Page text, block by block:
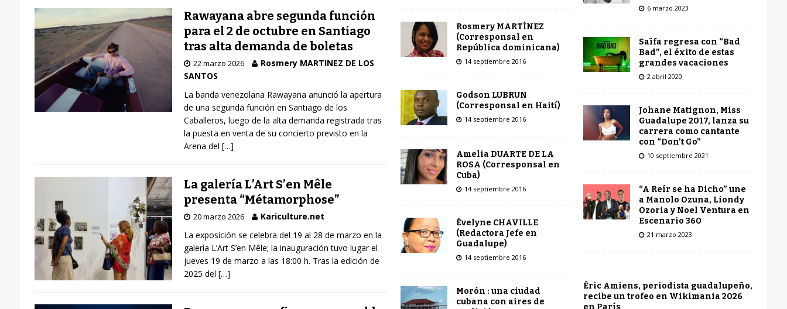
Rawayana abre segunda función
para el 2 de octubre en Santiago
tras alta demanda de boletas
22 marzo 2026
Rosmery MARTINEZ DE LOS
SANTOS
La banda venezolana Rawayana anunció la apertura
de una segunda función en Santiago de los
Caballeros, luego de la alta demanda registrada tras
la puesta en venta de su concierto previsto en la
Arena del […]
La galería L’Art S’en Mêle
presenta “Métamorphose”
20 marzo 2026
Kariculture.net
La exposición se celebra del 19 al 28 de marzo en la
galería L’Art S’en Mêle; la inauguración tuvo lugar el
jueves 19 de marzo a las 18:00 h. Tras la edición de
2025 del […]
Rosmery MARTÍNEZ
(Corresponsal en
República dominicana)
14 septiembre 2016
Godson LUBRUN
(Corresponsal en Haití)
14 septiembre 2016
Amelia DUARTE DE LA
ROSA (Corresponsal en
Cuba)
14 septiembre 2016
Évelyne CHAVILLE
(Redactora Jefe en
Guadalupe)
14 septiembre 2016
Morón : una ciudad
cubana con aires de
6 marzo 2023
Saïfa regresa con “Bad
Bad”, el éxito de estas
grandes vacaciones
2 abril 2020
Johane Matignon, Miss
Guadalupe 2017, lanza su
carrera como cantante
con “Don’t Go”
10 septiembre 2021
“A Reír se ha Dicho” une
a Manolo Ozuna, Liondy
Ozoria y Noel Ventura en
Escenario 360
21 marzo 2023
Éric Amiens, periodista guadalupeño,
recibe un trofeo en Wikimania 2026
en París